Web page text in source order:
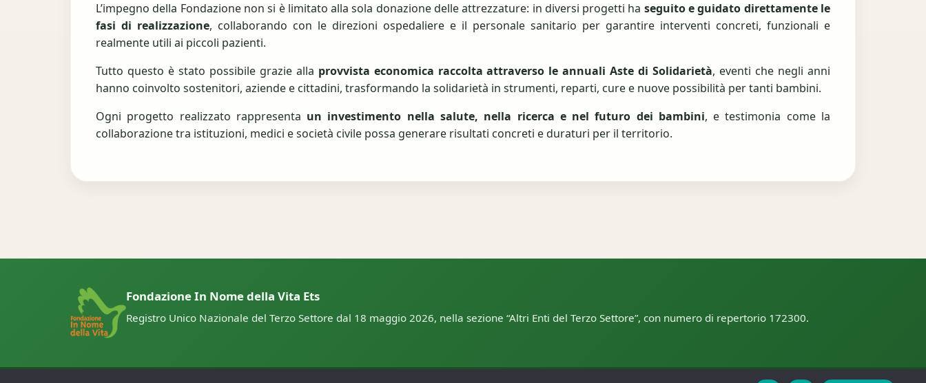
L’impegno della Fondazione non si è limitato alla sola donazione delle attrezzature: in diversi progetti ha seguito e guidato direttamente le
fasi di realizzazione, collaborando con le direzioni ospedaliere e il personale sanitario per garantire interventi concreti, funzionali e
realmente utili ai piccoli pazienti.
Tutto questo è stato possibile grazie alla provvista economica raccolta attraverso le annuali Aste di Solidarietà, eventi che negli anni
hanno coinvolto sostenitori, aziende e cittadini, trasformando la solidarietà in strumenti, reparti, cure e nuove possibilità per tanti bambini.
Ogni progetto realizzato rappresenta un investimento nella salute, nella ricerca e nel futuro dei bambini, e testimonia come la
collaborazione tra istituzioni, medici e società civile possa generare risultati concreti e duraturi per il territorio.
Fondazione In Nome della Vita Ets
Registro Unico Nazionale del Terzo Settore dal 18 maggio 2026, nella sezione “Altri Enti del Terzo Settore”, con numero di repertorio 172300.